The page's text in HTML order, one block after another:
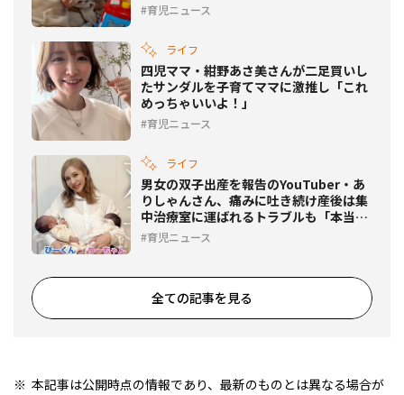
育児ニュース
ライフ
四児ママ・紺野あさ美さんが二足買いし
たサンダルを子育てママに激推し「これ
めっちゃいいよ！」
育児ニュース
ライフ
男女の双子出産を報告のYouTuber・あ
りしゃんさん、痛みに吐き続け産後は集
中治療室に運ばれるトラブルも「本当に
命がけ」
育児ニュース
全ての記事を見る
本記事は公開時点の情報であり、最新のものとは異なる場合が